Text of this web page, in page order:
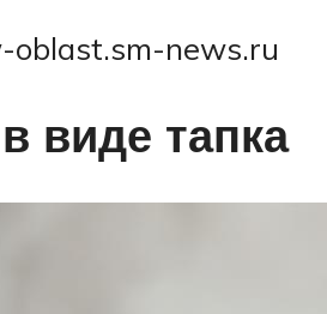
oblast.sm-news.ru
виде тапка